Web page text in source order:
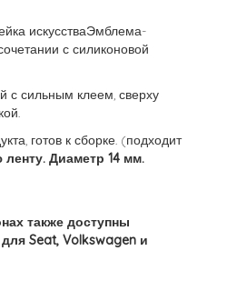
искусстваЭмблема-
с силиконовой
с сильным клеем, сверху
готов к сборке. (подходит
Диаметр 14 мм.
также доступны
Seat, Volkswagen и